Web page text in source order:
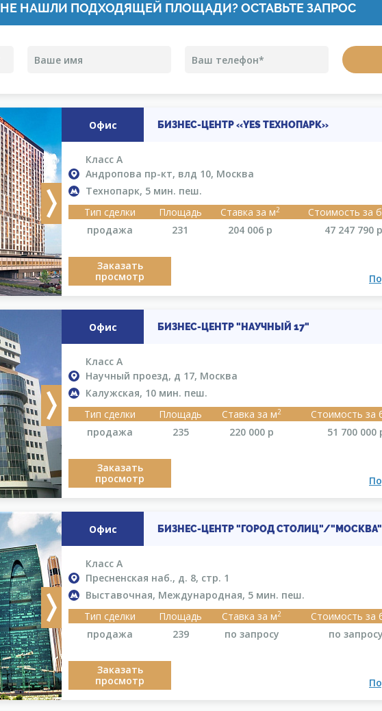
НЕ НАШЛИ ПОДХОДЯЩЕЙ ПЛОЩАДИ? ОСТАВЬТЕ ЗАПРОС
Next
Офис БИЗНЕС-ЦЕНТР «YES ТЕХНОПАРК»
Класс A
Андропова пр-кт, влд 10, Москва
Технопарк, 5 мин. пеш.
Тип сделки
Площадь Ставка за м2 Стоимость за
продажа
231 204 006 р 47 247 790р
Заказать
просмотр
Next
Офис БИЗНЕС-ЦЕНТР "НАУЧНЫЙ 17"
Класс A
Научный проезд, д 17, Москва
Калужская, 10 мин. пеш.
Тип сделки
Площадь Ставка за м2 Стоимость за
продажа
235 220 000 р 51 700 000
Заказать
просмотр
Next
Офис БИЗНЕС-ЦЕНТР "ГОРОД СТОЛИЦ"/"МОСКВА"
Класс A
Пресненская наб., д. 8, стр. 1
Выставочная, Международная, 5 мин. пеш.
Тип сделки
Площадь Ставка за м2 Стоимость за
продажа
239 по запросу по запросу
Заказать
просмотр